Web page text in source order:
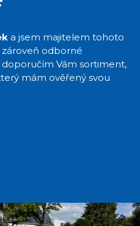
a jsem majitelem tohoto
odborné
Vám sortiment,
mám ověřený svou